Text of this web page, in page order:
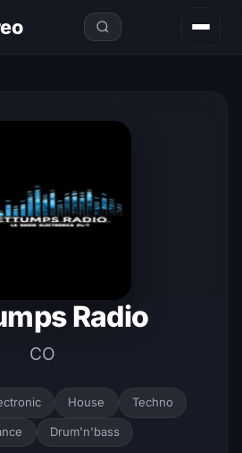
Radio
CO
House Techno
Drum'n'bass